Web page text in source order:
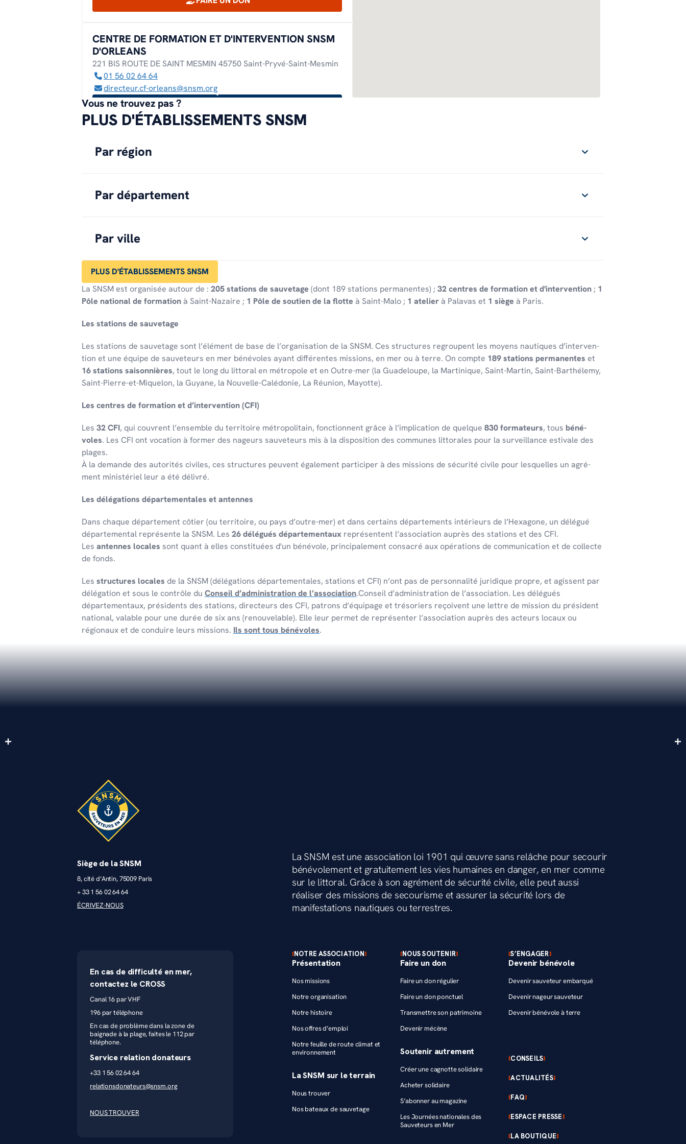
CENTRE DE FORMATION ET D'INTERVENTION SNSM
D'ORLEANS
221 BIS ROUTE DE SAINT MESMIN 45750 Saint-Pryvé-Saint-Mesmin
01 56 02 64 64
directeur.cf-orleans@snsm.org
PLUS D'INFO
S'INSCRIRE FAIRE UN DON
DARSE BARILLON BASSIN SAINT-GERVAIS 76000 Rouen
06 61 86 72 74
STATION SNSM DE MERS-LES-BAINS
6 RUE ANDRÉ PAGNOUX 80350 Mers-Les-Bains
06 35 15 35 00
president.mers-les-bains@snsm.org
PLUS D'INFO
ITINÉRAIRE
CENTRE DE FORMATION ET D'INTERVENTION SNSM
DE LA SOMME
82 Rue Saint-Gilles, Bâtiment 9 80100 Abbeville
06 87 43 78 63
directeur.cfi-somme@snsm.org
S'INSCRIRE
SOMME
1 CHEMIN D'HALLOY 80600 Grouches-Luchuel
06 86 75 77 16
dd-somme@snsm.org
ITINÉRAIRE
FAIRE UN DON
STATION SNSM DE DIEPPE
Quai Gaston Lalitte 76200 Dieppe
47 RUE SAINT-PIERRE 80460 Ault
03 22 60 60 60
ITINÉRAIRE
Vous ne trouvez pas ?
PLUS D'ÉTABLISSEMENTS SNSM
Par région
Par département
Par ville
PLUS D'ÉTABLISSEMENTS SNSM
La SNSM est organisée autour de : 205 stations de sauvetage (dont 189 stations permanentes) ; 32 centres de formation et d'intervention ; 1
Pôle national de formation à Saint-Nazaire ; 1 Pôle de soutien de la flotte à Saint-Malo ; 1 atelier à Palavas et 1 siège à Paris.
Les stations de sauve­tage
Les stations de sauve­tage sont l’élé­ment de base de l’or­ga­ni­sa­tion de la SNSM. Ces struc­tures regroupent les moyens nautiques d’in­ter­ven­
tion et une équipe de sauveteurs en mer bénévoles ayant différentes missions, en mer ou à terre. On comp­te 189 stations perma­nentes et
16 stations saison­nières, tout le long du litto­ral en métro­pole et en Outre-mer (la Guade­loupe, la Marti­nique, Saint-Martin, Saint-Barthé­lemy,
Saint-Pierre-et-Mique­lon, la Guyane, la Nouvelle-Calé­do­nie, La Réunion, Mayotte).
Les centres de forma­tion et d’in­ter­ven­tion (CFI)
Les 32 CFI, qui couvrent l’en­semble du terri­toire métro­po­li­tain, fonc­tionnent grâce à l’im­pli­ca­tion de quelque 830 forma­teurs, tous béné­
voles. Les CFI ont voca­tion à former des nageurs sauve­teurs mis à la dispo­si­tion des communes litto­rales pour la surveillance esti­vale des
plages.
À la demande des auto­ri­tés civiles, ces struc­tures peuvent égale­ment parti­ci­per à des missions de sécu­rité civile pour lesquelles un agré­
ment minis­té­riel leur a été déli­vré.
Les délé­ga­tions dépar­te­men­tales et antennes
Dans chaque dépar­te­ment côtier (ou terri­toire, ou pays d’outre-mer) et dans certains dépar­te­ments inté­rieurs de l’Hexa­gone, un délé­gué
dépar­te­men­tal repré­sente la SNSM. Les 26 délégués départementaux représentent l’association auprès des stations et des CFI.
Les antennes locales sont quant à elles constituées d'un bénévole, principalement consacré aux opérations de communication et de collecte
de fonds.
Les structures locales de la SNSM (délégations départementales, stations et CFI) n’ont pas de personnalité juridique propre, et agissent par
délégation et sous le contrôle du Conseil d’administration de l’association.Conseil d’administration de l’association. Les délégués
départementaux, présidents des stations, directeurs des CFI, patrons d’équipage et trésoriers reçoivent une lettre de mission du président
national, valable pour une durée de six ans (renouvelable). Elle leur permet de représenter l’association auprès des acteurs locaux ou
régionaux et de conduire leurs missions. Ils sont tous bénévoles.
Siège de la SNSM
8, cité d’Antin, 75009 Paris
+ 33 1 56 02 64 64
ÉCRIVEZ-NOUS
La SNSM est une association loi 1901 qui œuvre sans relâche pour secourir
bénévolement et gratuitement les vies humaines en danger, en mer comme
sur le littoral. Grâce à son agrément de sécurité civile, elle peut aussi
réaliser des missions de secourisme et assurer la sécurité lors de
manifestations nautiques ou terrestres.
En cas de difficulté en mer,
contactez le CROSS
Canal 16 par VHF
196 par téléphone
En cas de problème dans la zone de
baignade à la plage, faites le 112 par
téléphone.
Service relation donateurs
+33 1 56 02 64 64
relationsdonateurs@snsm.org
NOUS TROUVER
NOTRE ASSOCIATION
Présentation
Nos missions
Notre organisation
Notre histoire
Nos offres d’emploi
Notre feuille de route climat et
environnement
La SNSM sur le terrain
Nous trouver
Nos bateaux de sauvetage
NOUS SOUTENIR
Faire un don
Faire un don régulier
Faire un don ponctuel
Transmettre son patrimoine
Devenir mécène
Soutenir autrement
Créer une cagnotte solidaire
Acheter solidaire
S’abonner au magazine
Les Journées nationales des
Sauveteurs en Mer
S’ENGAGER
Devenir bénévole
Devenir sauveteur embarqué
Devenir nageur sauveteur
Devenir bénévole à terre
CONSEILS
ACTUALITÉS
FAQ
ESPACE PRESSE
LA BOUTIQUE